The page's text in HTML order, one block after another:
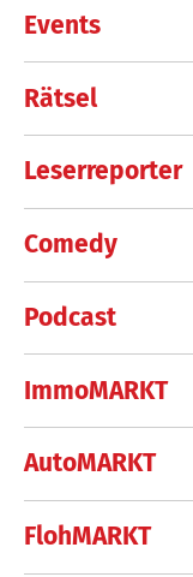
Events
Rätsel
Leserreporter
Comedy
Podcast
ImmoMARKT
AutoMARKT
FlohMARKT